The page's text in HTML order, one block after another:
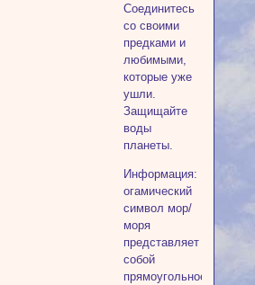
Соединитесь
со своими
предками и
любимыми,
которые уже
ушли.
Защищайте
воды
планеты.
Информация:
огамический
символ мор/
моря
представляет
собой
прямоугольное